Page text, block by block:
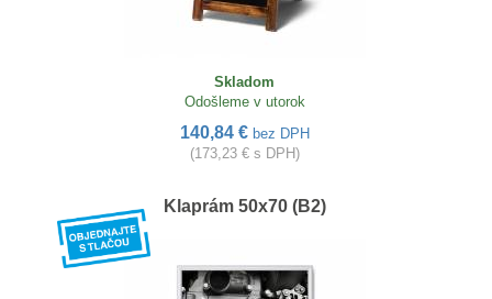
Skladom
Odošleme v utorok
140,84 € bez DPH
(173,23 € s DPH)
Klaprám 50x70 (B2)